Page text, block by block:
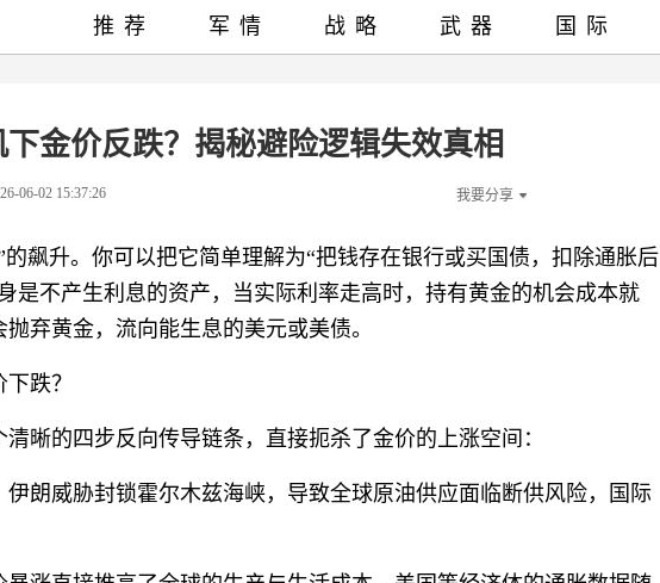
金价反跌？揭秘避险逻辑失效真相
06-02 15:37:26 我要分享
飙升。你可以把它简单理解为“把钱存在银行或买国债，扣除通胀后
是不产生利息的资产，当实际利率走高时，持有黄金的机会成本就
弃黄金，流向能生息的美元或美债。
跌？
晰的四步反向传导链条，直接扼杀了金价的上涨空间：
朗威胁封锁霍尔木兹海峡，导致全球原油供应面临断供风险，国际
推荐 军情 战略 武器 国际